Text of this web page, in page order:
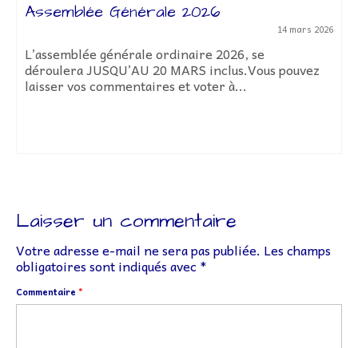
Assemblée Générale 2026
14 mars 2026
L’assemblée générale ordinaire 2026, se
déroulera JUSQU’AU 20 MARS inclus.Vous pouvez
laisser vos commentaires et voter à...
Laisser un commentaire
Votre adresse e-mail ne sera pas publiée. Les champs
obligatoires sont indiqués avec *
Commentaire *